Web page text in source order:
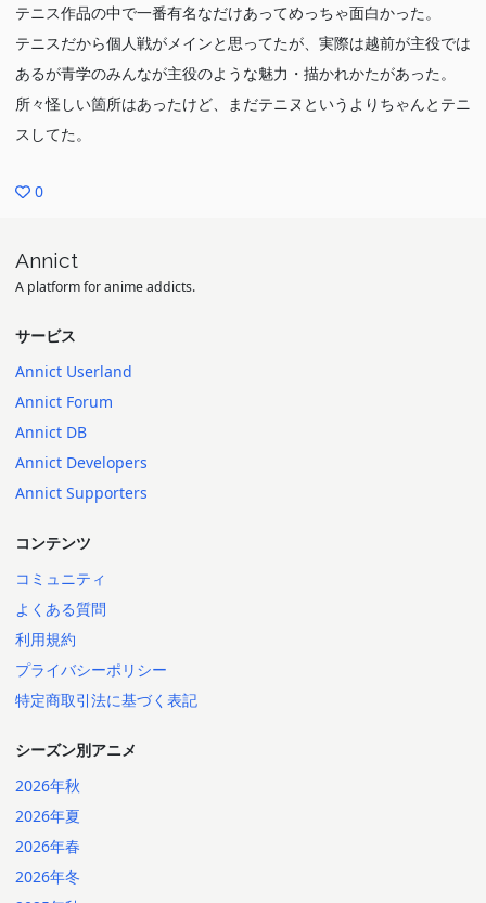
テニス作品の中で一番有名なだけあってめっちゃ面白かった。
テニスだから個人戦がメインと思ってたが、実際は越前が主役では
あるが青学のみんなが主役のような魅力・描かれかたがあった。
所々怪しい箇所はあったけど、まだテニヌというよりちゃんとテニ
スしてた。
0
Annict
A platform for anime addicts.
サービス
Annict Userland
Annict Forum
Annict DB
Annict Developers
Annict Supporters
コンテンツ
コミュニティ
よくある質問
利用規約
プライバシーポリシー
特定商取引法に基づく表記
シーズン別アニメ
2026年秋
2026年夏
2026年春
2026年冬